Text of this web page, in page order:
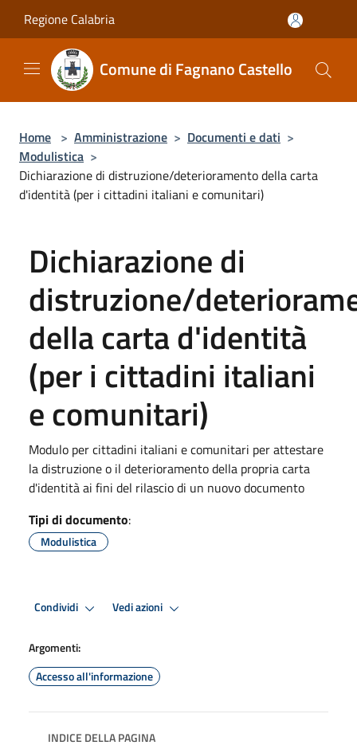
Regione Calabria
Comune di Fagnano Castello
Home > Amministrazione > Documenti e dati >
Modulistica >
Dichiarazione di distruzione/deterioramento della carta
d'identità (per i cittadini italiani e comunitari)
Dichiarazione di
distruzione/
della carta d'identità
(per i cittadini italiani
e comunitari)
Modulo per cittadini italiani e comunitari per attestare
la distruzione o il deterioramento della propria carta
d'identità ai fini del rilascio di un nuovo documento
Tipi di documento:
Modulistica
Condividi Vedi azioni
Argomenti:
Accesso all'informazione
INDICE DELLA PAGINA